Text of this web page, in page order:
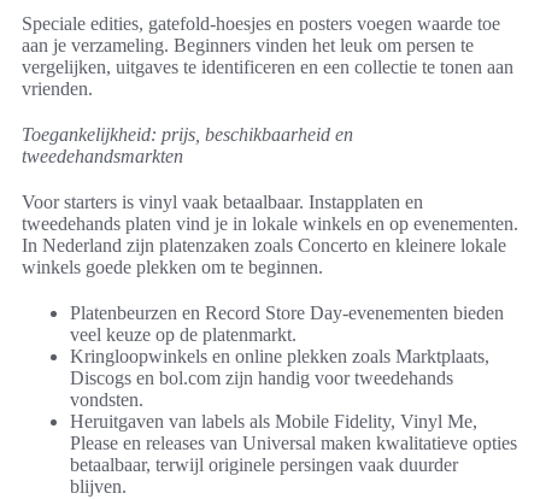
Speciale edities, gatefold-hoesjes en posters voegen waarde toe
aan je verzameling. Beginners vinden het leuk om persen te
vergelijken, uitgaves te identificeren en een collectie te tonen aan
vrienden.
Toegankelijkheid: prijs, beschikbaarheid en
tweedehandsmarkten
Voor starters is vinyl vaak betaalbaar. Instapplaten en
tweedehands platen vind je in lokale winkels en op evenementen.
In Nederland zijn platenzaken zoals Concerto en kleinere lokale
winkels goede plekken om te beginnen.
Platenbeurzen en Record Store Day-evenementen bieden
veel keuze op de platenmarkt.
Kringloopwinkels en online plekken zoals Marktplaats,
Discogs en bol.com zijn handig voor tweedehands
vondsten.
Heruitgaven van labels als Mobile Fidelity, Vinyl Me,
Please en releases van Universal maken kwalitatieve opties
betaalbaar, terwijl originele persingen vaak duurder
blijven.